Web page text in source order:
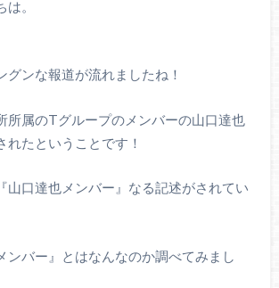
。
グンな報道が流れましたね！
所属のTグループのメンバーの山口達也
れたということです！
山口達也メンバー』なる記述がされてい
ンバー』とはなんなのか調べてみまし